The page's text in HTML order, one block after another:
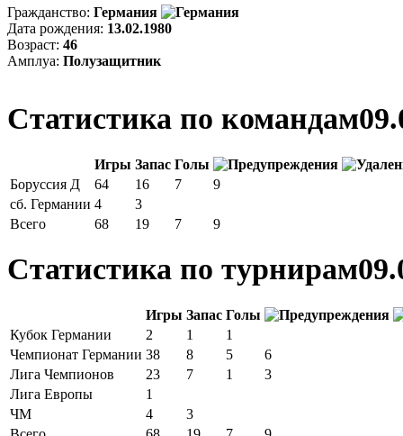
Гражданство: Германия
Дата рождения: 13.02.1980
Возраст: 46
Амплуа: Полузащитник
Статистика по командам
Игры Запас Голы
Боруссия Д
64 16 7
9
сб. Германии 4
3
Всего
68 19 7 9
Статистика по турнирам
Игры Запас Голы
Кубок Германии
2 1
1
Чемпионат Германии 38 8 5
6
Лига Чемпионов
23 7 1
3
Лига Европы
1
ЧМ
4
3